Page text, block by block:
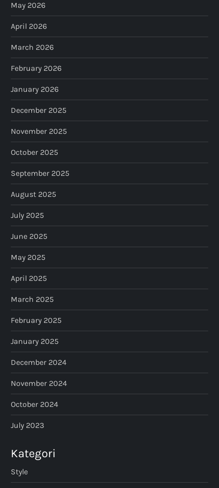
May 2026
April 2026
March 2026
February 2026
January 2026
December 2025
November 2025
October 2025
September 2025
August 2025
July 2025
June 2025
May 2025
April 2025
March 2025
February 2025
January 2025
December 2024
November 2024
October 2024
July 2023
Kategori
Style